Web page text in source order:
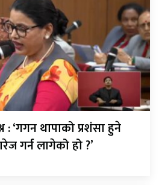
: ‘गगन थापाको प्रशंसा हुने
गर्न लागेको हो ?’